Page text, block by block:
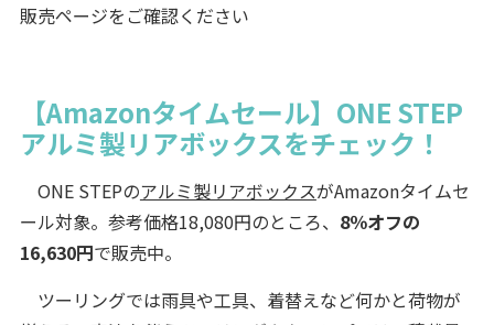
販売ページをご確認ください
【Amazonタイムセール】ONE STEP
アルミ製リアボックスをチェック！
ONE STEPのアルミ製リアボックスがAmazonタイムセ
ール対象。参考価格18,080円のところ、 8％オフの
16,630円で販売中。
ツーリングでは雨具や工具、着替えなど何かと荷物が